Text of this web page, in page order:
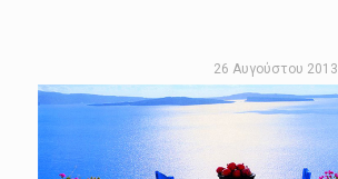
26 Αυγούστου 2013